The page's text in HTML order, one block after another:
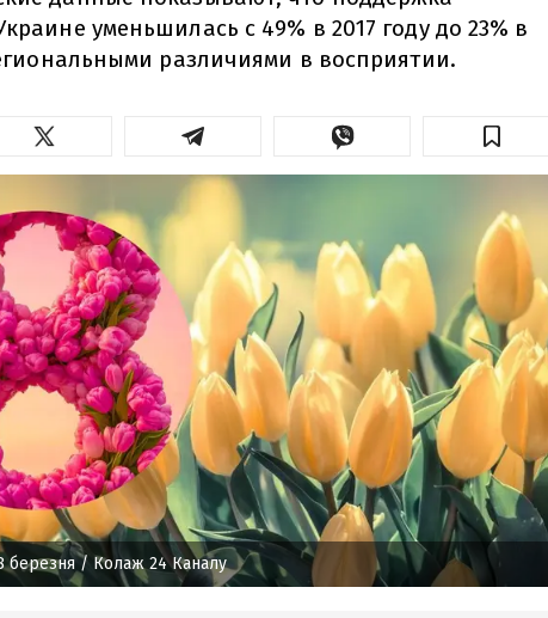
уменьшилась с 49% в 2017 году до 23% в
различиями в восприятии.
березня / Колаж 24 Каналу